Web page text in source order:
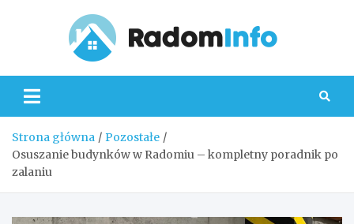
Strona główna
Pozostałe
Osuszanie budynków w Radomiu – kompletny poradnik po
zalaniu